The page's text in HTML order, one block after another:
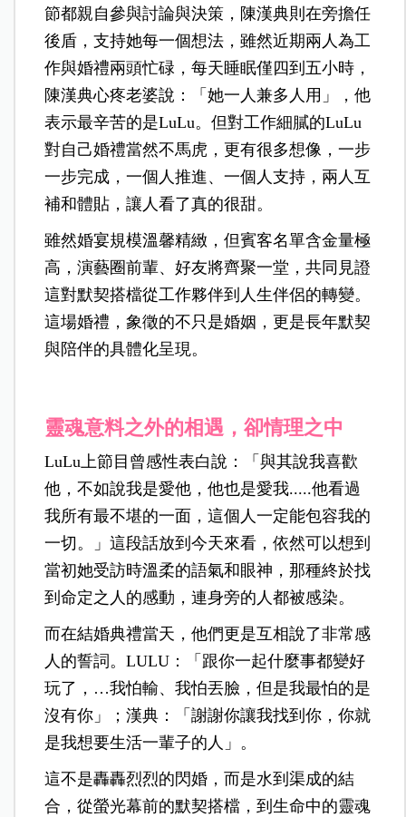
節都親自參與討論與決策，陳漢典則在旁擔任
後盾，支持她每一個想法，雖然近期兩人為工
作與婚禮兩頭忙碌，每天睡眠僅四到五小時，
陳漢典心疼老婆說：「她一人兼多人用」，他
表示最辛苦的是LuLu。但對工作細膩的LuLu
對自己婚禮當然不馬虎，更有很多想像，一步
一步完成，一個人推進、一個人支持，兩人互
補和體貼，讓人看了真的很甜。
雖然婚宴規模溫馨精緻，但賓客名單含金量極
高，演藝圈前輩、好友將齊聚一堂，共同見證
這對默契搭檔從工作夥伴到人生伴侶的轉變。
這場婚禮，象徵的不只是婚姻，更是長年默契
與陪伴的具體化呈現。
靈魂意料之外的相遇，卻情理之中
LuLu上節目曾感性表白說：「與其說我喜歡
他，不如說我是愛他，他也是愛我.....他看過
我所有最不堪的一面，這個人一定能包容我的
一切。」這段話放到今天來看，依然可以想到
當初她受訪時溫柔的語氣和眼神，那種終於找
到命定之人的感動，連身旁的人都被感染。
而在結婚典禮當天，他們更是互相說了非常感
人的誓詞。LULU：「跟你一起什麼事都變好
玩了，…我怕輸、我怕丟臉，但是我最怕的是
沒有你」；漢典：「謝謝你讓我找到你，你就
是我想要生活一輩子的人」。
這不是轟轟烈烈的閃婚，而是水到渠成的結
合，從螢光幕前的默契搭檔，到生命中的靈魂